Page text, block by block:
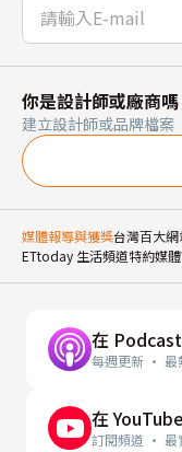
你是設計師或廠商嗎
建立設計師或品牌檔
媒體報導與獲獎台灣百大網
ETtoday 生活頻道特約媒體
在
每週更新 · 最
在
訂閱頻道 · 最